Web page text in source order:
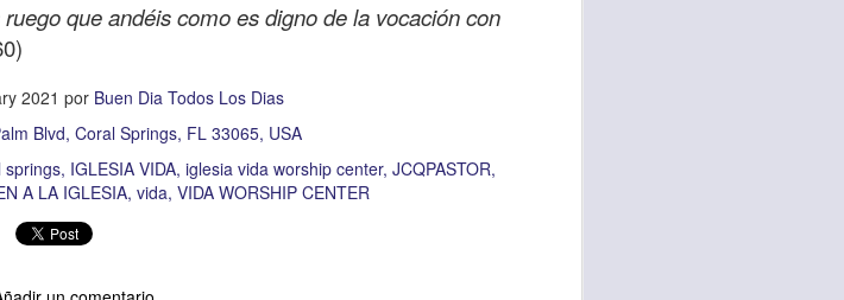
que andéis como es digno de la vocación con
2021 por Buen Dia Todos Los Dias
Blvd, Coral Springs, FL 33065, USA
springs IGLESIA VIDA iglesia vida worship center JCQPASTOR
A LA IGLESIA vida VIDA WORSHIP CENTER